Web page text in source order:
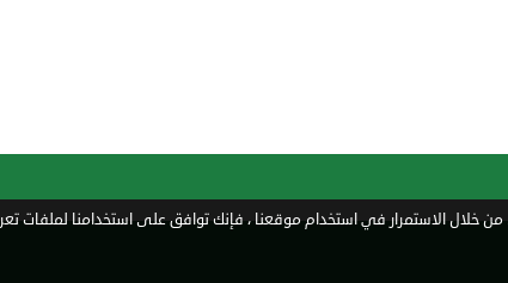
خلال الاستمرار في استخدام موقعنا ، فإنك توافق على استخدامنا لملفات